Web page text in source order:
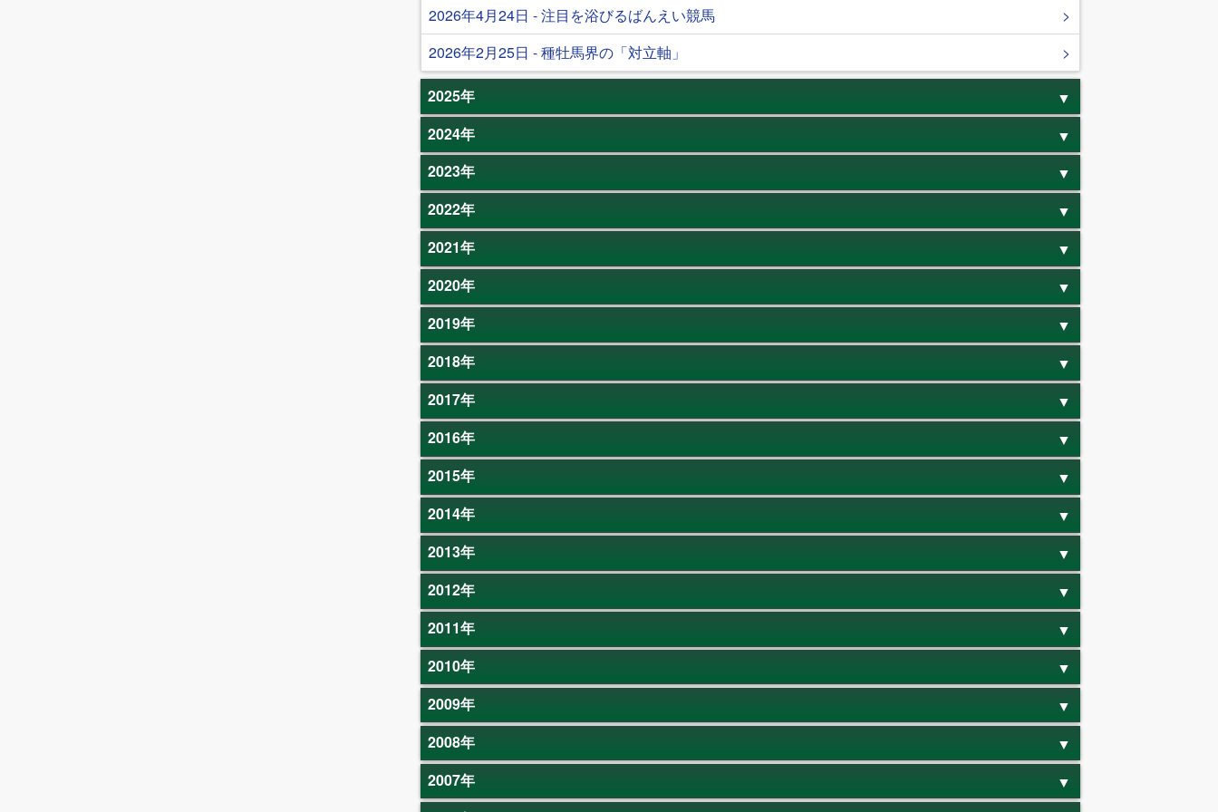
2026年4月24日 - 注目を浴びるばんえい競馬
2026年2月25日 - 種牡馬界の「対立軸」
2025年
2024年
2023年
2022年
2021年
2020年
2019年
2018年
2017年
2016年
2015年
2014年
2013年
2012年
2011年
2010年
2009年
2008年
2007年